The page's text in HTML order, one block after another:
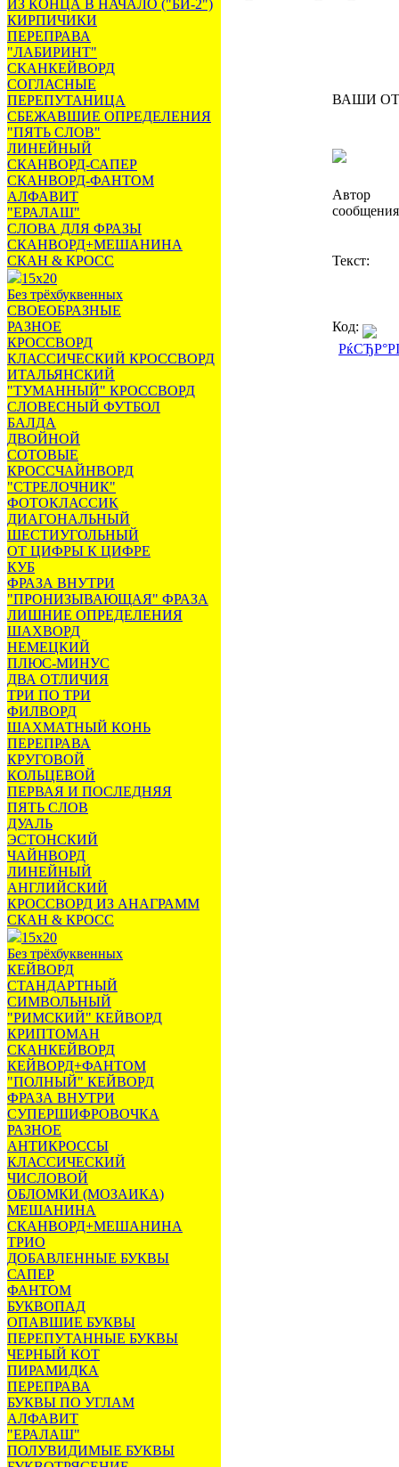
ИЗ КОНЦА В НАЧАЛО ("БИ-2")
КИРПИЧИКИ
ПЕРЕПРАВА
"ЛАБИРИНТ"
СКАНКЕЙВОРД
СОГЛАСНЫЕ
ПЕРЕПУТАНИЦА
СБЕЖАВШИЕ ОПРЕДЕЛЕНИЯ
"ПЯТЬ СЛОВ"
ЛИНЕЙНЫЙ
СКАНВОРД-САПЕР
СКАНВОРД-ФАНТОМ
АЛФАВИТ
"ЕРАЛАШ"
СЛОВА ДЛЯ ФРАЗЫ
СКАНВОРД+МЕШАНИНА
СКАН & КРОСС
15х20
Без трёхбуквенных
СВОЕОБРАЗНЫЕ
РАЗНОЕ
КРОССВОРД
КЛАССИЧЕСКИЙ КРОССВОРД
ИТАЛЬЯНСКИЙ
"ТУМАННЫЙ" КРОССВОРД
СЛОВЕСНЫЙ ФУТБОЛ
БАЛДА
ДВОЙНОЙ
СОТОВЫЕ
КРОССЧАЙНВОРД
"СТРЕЛОЧНИК"
ФОТОКЛАССИК
ДИАГОНАЛЬНЫЙ
ШЕСТИУГОЛЬНЫЙ
ОТ ЦИФРЫ К ЦИФРЕ
КУБ
ФРАЗА ВНУТРИ
"ПРОНИЗЫВАЮЩАЯ" ФРАЗА
ЛИШНИЕ ОПРЕДЕЛЕНИЯ
ШАХВОРД
НЕМЕЦКИЙ
ПЛЮС-МИНУС
ДВА ОТЛИЧИЯ
ТРИ ПО ТРИ
ФИЛВОРД
ШАХМАТНЫЙ КОНЬ
ПЕРЕПРАВА
КРУГОВОЙ
КОЛЬЦЕВОЙ
ПЕРВАЯ И ПОСЛЕДНЯЯ
ПЯТЬ СЛОВ
ДУАЛЬ
ЭСТОНСКИЙ
ЧАЙНВОРД
ЛИНЕЙНЫЙ
АНГЛИЙСКИЙ
КРОССВОРД ИЗ АНАГРАММ
СКАН & КРОСС
15х20
Без трёхбуквенных
КЕЙВОРД
СТАНДАРТНЫЙ
СИМВОЛЬНЫЙ
"РИМСКИЙ" КЕЙВОРД
КРИПТОМАН
СКАНКЕЙВОРД
КЕЙВОРД+ФАНТОМ
"ПОЛНЫЙ" КЕЙВОРД
ФРАЗА ВНУТРИ
СУПЕРШИФРОВОЧКА
РАЗНОЕ
АНТИКРОССЫ
КЛАССИЧЕСКИЙ
ЧИСЛОВОЙ
ОБЛОМКИ (МОЗАИКА)
МЕШАНИНА
СКАНВОРД+МЕШАНИНА
ТРИО
ДОБАВЛЕННЫЕ БУКВЫ
САПЕР
ФАНТОМ
БУКВОПАД
ОПАВШИЕ БУКВЫ
ПЕРЕПУТАННЫЕ БУКВЫ
ЧЕРНЫЙ КОТ
ПИРАМИДКА
ПЕРЕПРАВА
БУКВЫ ПО УГЛАМ
АЛФАВИТ
"ЕРАЛАШ"
ПОЛУВИДИМЫЕ БУКВЫ
ВАШИ
Автор
Текст:
Код: